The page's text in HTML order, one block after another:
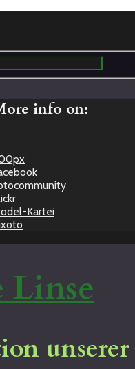
info on:
Kartei
Linse